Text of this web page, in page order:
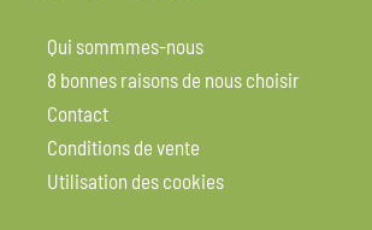
Qui sommmes-nous
8 bonnes raisons de nous choisir
Contact
Conditions de vente
Utilisation des cookies